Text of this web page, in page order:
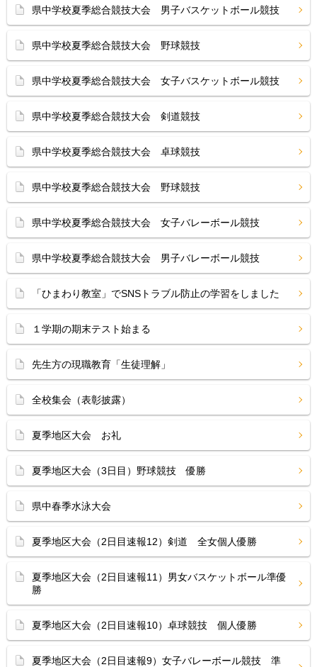
県中学校夏季総合競技大会 男子バスケットボール競技
県中学校夏季総合競技大会 野球競技
県中学校夏季総合競技大会 女子バスケットボール競技
県中学校夏季総合競技大会 剣道競技
県中学校夏季総合競技大会 卓球競技
県中学校夏季総合競技大会 野球競技
県中学校夏季総合競技大会 女子バレーボール競技
県中学校夏季総合競技大会 男子バレーボール競技
「ひまわり教室」でSNSトラブル防止の学習をしました
１学期の期末テスト始まる
先生方の現職教育「生徒理解」
全校集会（表彰披露）
夏季地区大会 お礼
夏季地区大会（3日目）野球競技 優勝
県中春季水泳大会
夏季地区大会（2日目速報12）剣道 全女個人優勝
夏季地区大会（2日目速報11）男女バスケットボール準優
勝
夏季地区大会（2日目速報10）卓球競技 個人優勝
夏季地区大会（2日目速報9）女子バレーボール競技 準